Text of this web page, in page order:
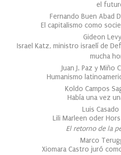
el
Fernando Buen Abad
El capitalismo como
Gideon Levy
Israel Katz, ministro israelí de
mucha
Juan J. Paz y Miño
Humanismo
Koldo Campos
Había una vez
Luis Casado
Lili Marleen oder
El retorno de la
Marco
Xiomara Castro juró